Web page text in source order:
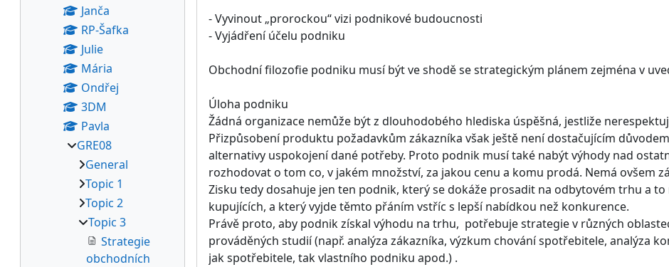
- Vyvinout „prorockou“ vizi podnikové budoucnosti
- Vyjádření účelu podniku
Obchodní filozofie podniku musí být ve shodě se strategickým plánem zejména v
Úloha podniku
Žádná organizace nemůže být z dlouhodobého hlediska úspěšná, jestliže
Přizpůsobení produktu požadavkům zákazníka však ještě není dostačujícím
alternativy uspokojení dané potřeby. Proto podnik musí také nabýt výhody nad
rozhodovat o tom co, v jakém množství, za jakou cenu a komu prodá. Nemá ovšem
Zisku tedy dosahuje jen ten podnik, který se dokáže prosadit na odbytovém trhu a
kupujících, a který vyjde těmto přáním vstříc s lepší nabídkou než konkurence.
Právě proto, aby podnik získal výhodu na trhu, potřebuje strategie v různých
prováděných studií (např. analýza zákazníka, výzkum chování spotřebitele, analýza
jak spotřebitele, tak vlastního podniku apod.) .
Janča
RP-Šafka
Julie
Mária
Ondřej
3DM
Pavla
GRE08
General
Topic 1
Topic 2
Topic 3
Strategie
obchodních